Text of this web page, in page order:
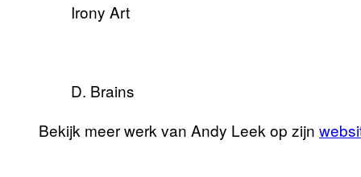
Irony Art
D. Brains
Bekijk meer werk van Andy Leek op zijn